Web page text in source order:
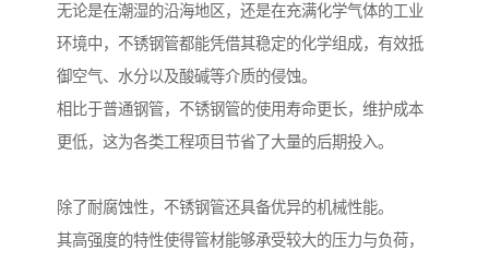
无论是在潮湿的沿海地区，还是在充满化学气体的工业
环境中，不锈钢管都能凭借其稳定的化学组成，有效抵
御空气、水分以及酸碱等介质的侵蚀。
相比于普通钢管，不锈钢管的使用寿命更长，维护成本
更低，这为各类工程项目节省了大量的后期投入。
除了耐腐蚀性，不锈钢管还具备优异的机械性能。
其高强度的特性使得管材能够承受较大的压力与负荷，